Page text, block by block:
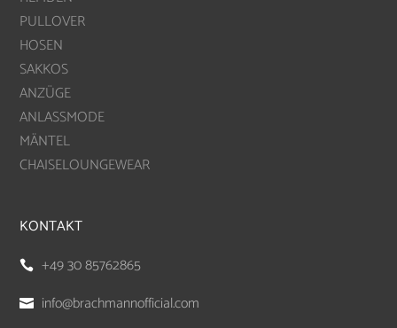
PULLOVER
HOSEN
SAKKOS
ANZÜGE
ANLASSMODE
MÄNTEL
CHAISELOUNGEWEAR
KONTAKT
 +49 30 85762865
 info@brachmannofficial.com